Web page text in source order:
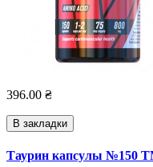
396.00 ₴
В закладки
Таурин капсулы №150